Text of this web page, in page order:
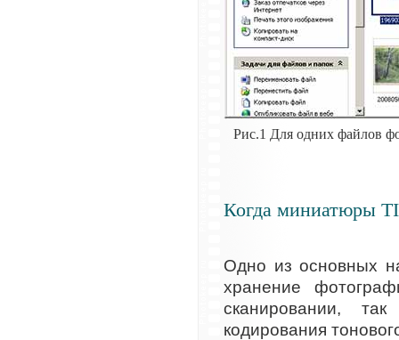
Рис.1 Для одних файлов
Когда миниатюры
Одно из основных
хранение
сканировании,
кодирования